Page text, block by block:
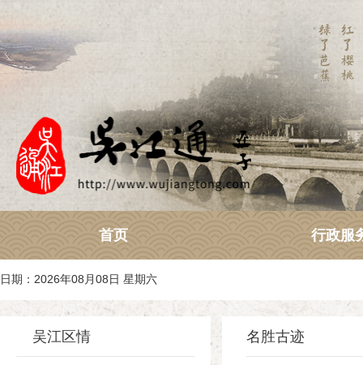
首页 行政服
日期：2026年08月08日 星期六
吴江区情 名胜古迹